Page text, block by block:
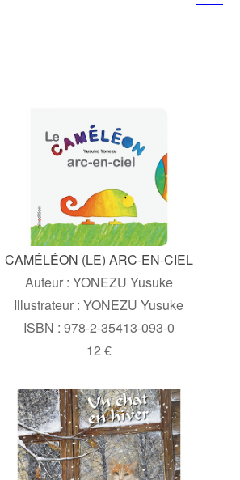
CAMÉLÉON (LE) ARC-EN-CIEL
Auteur : YONEZU Yusuke
Illustrateur : YONEZU Yusuke
ISBN : 978-2-35413-093-0
12 €